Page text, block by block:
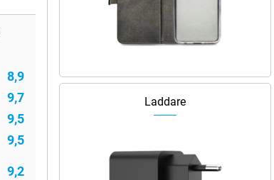
8,9
9,7
9,5
9,5
9,2
Laddare